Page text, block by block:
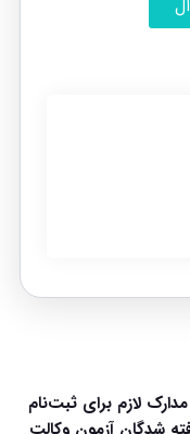
مدارک لازم برای ثبت‌نام